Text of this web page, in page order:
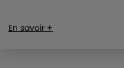
En savoir +